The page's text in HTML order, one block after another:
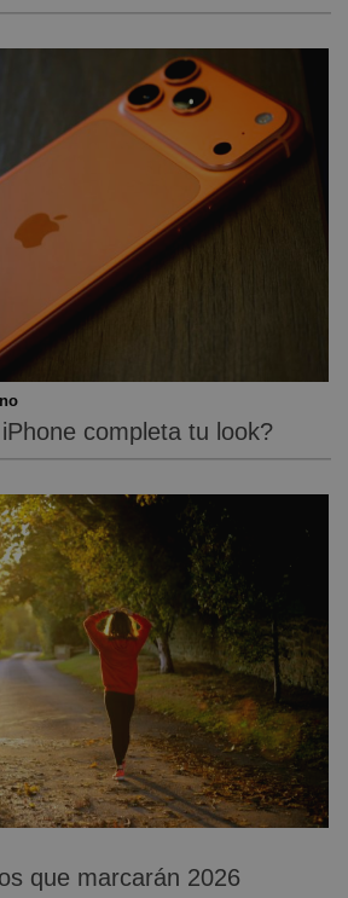
completa tu look?
que marcarán 2026